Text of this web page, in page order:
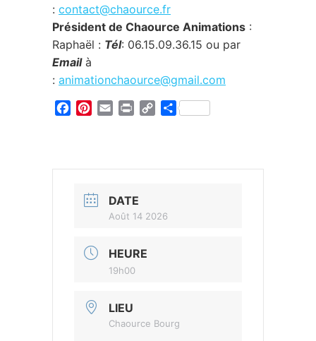
: contact@chaource.fr
Président de Chaource Animations :
Raphaël : Tél: 06.15.09.36.15 ou par
Email à
: animationchaource@gmail.com
Facebook
Pinterest
Email Print
CopyPartager
DATE
Août 14 2026
HEURE
19h00
LIEU
Chaource Bourg